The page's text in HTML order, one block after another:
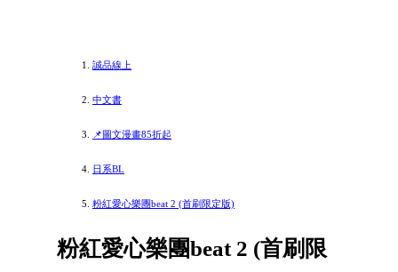
誠品線上
中文書
📌圖文漫畫85折起
日系BL
粉紅愛心樂團beat 2 (首刷限定版)
粉紅愛心樂團beat 2 (首刷限